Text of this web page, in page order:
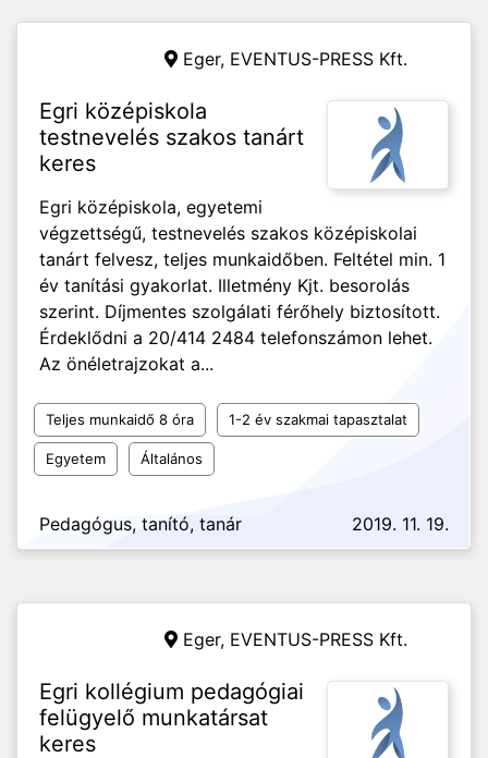
Eger, EVENTUS-PRESS Kft.
Egri középiskola
testnevelés szakos tanárt
keres
Egri középiskola, egyetemi
végzettségű, testnevelés szakos középiskolai
tanárt felvesz, teljes munkaidőben. Feltétel min. 1
év tanítási gyakorlat. Illetmény Kjt. besorolás
szerint. Díjmentes szolgálati férőhely biztosított.
Érdeklődni a 20/414 2484 telefonszámon lehet.
Az önéletrajzokat a...
Teljes munkaidő 8 óra 1-2 év szakmai tapasztalat
Egyetem Általános
Pedagógus, tanító, tanár 2019. 11. 19.
Eger, EVENTUS-PRESS Kft.
Egri kollégium pedagógiai
felügyelő munkatársat
keres